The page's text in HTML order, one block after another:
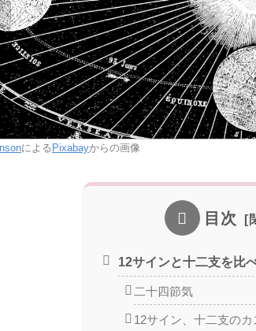
による Pixabayからの画像
目次
12サインと十二支を比
二十四節気
12サイン、十二支のカ